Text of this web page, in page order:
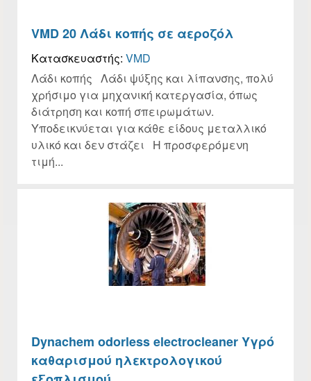
VMD 20 Λάδι κοπής σε αεροζόλ
Κατασκευαστής: VMD
Λάδι κοπής Λάδι ψύξης και λίπανσης, πολύ
χρήσιμο για μηχανική κατεργασία, όπως
διάτρηση και κοπή σπειρωμάτων.
Υποδεικνύεται για κάθε είδους μεταλλικό
υλικό και δεν στάζει Η προσφερόμενη
τιμή...
Dynachem odorless electrocleaner Υγρό
καθαρισμού ηλεκτρολογικού